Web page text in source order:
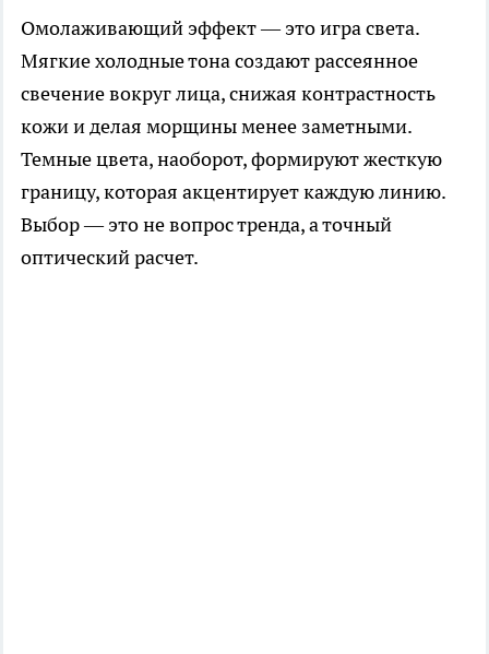
Омолаживающий эффект — это игра света.
Мягкие холодные тона создают рассеянное
свечение вокруг лица, снижая контрастность
кожи и делая морщины менее заметными.
Темные цвета, наоборот, формируют жесткую
границу, которая акцентирует каждую линию.
Выбор — это не вопрос тренда, а точный
оптический расчет.